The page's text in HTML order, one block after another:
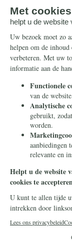
Steun ons
Nieuwsbrief
Eenmalig
Maandelijks
Periodiek
Nalaten
Zelf
© 2026 Stichting
Privacy